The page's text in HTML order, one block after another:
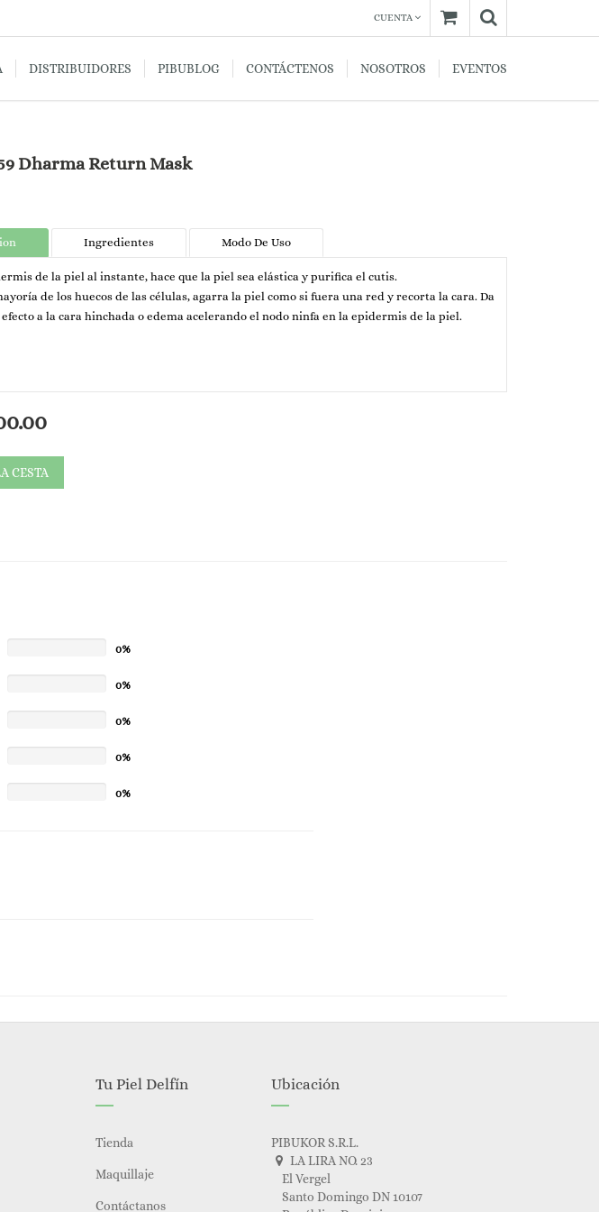
CUENTA
DISTRIBUIDORES PIBUBLOG CONTÁCTENOS NOSOTROS EVENTOS
Dharma Return Mask
Ingredientes Modo De Uso
de la piel al instante, hace que la piel sea elástica y purifica el cutis.
de los huecos de las células, agarra la piel como si fuera una red y recorta la cara. Da
a la cara hinchada o edema acelerando el nodo ninfa en la epidermis de la piel.
CESTA
0%
0%
0%
0%
0%
Tu Piel Delfín
Tienda
Maquillaje
Contáctanos
Ubicación
PIBUKOR S.R.L.
LA LIRA NO. 23
El Vergel
Santo Domingo DN 10107